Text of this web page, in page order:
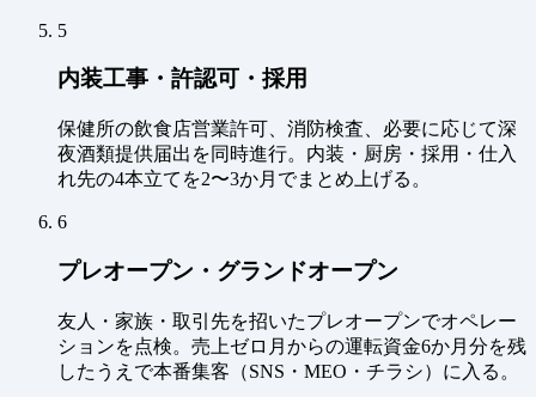
5
内装工事・許認可・採用
保健所の飲食店営業許可、消防検査、必要に応じて深
夜酒類提供届出を同時進行。内装・厨房・採用・仕入
れ先の4本立てを2〜3か月でまとめ上げる。
6
プレオープン・グランドオープン
友人・家族・取引先を招いたプレオープンでオペレー
ションを点検。売上ゼロ月からの運転資金6か月分を残
したうえで本番集客（SNS・MEO・チラシ）に入る。